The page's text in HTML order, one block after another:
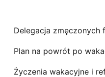
Delegacja zmęczonych
Plan na powrót po
Życzenia wakacyjne i